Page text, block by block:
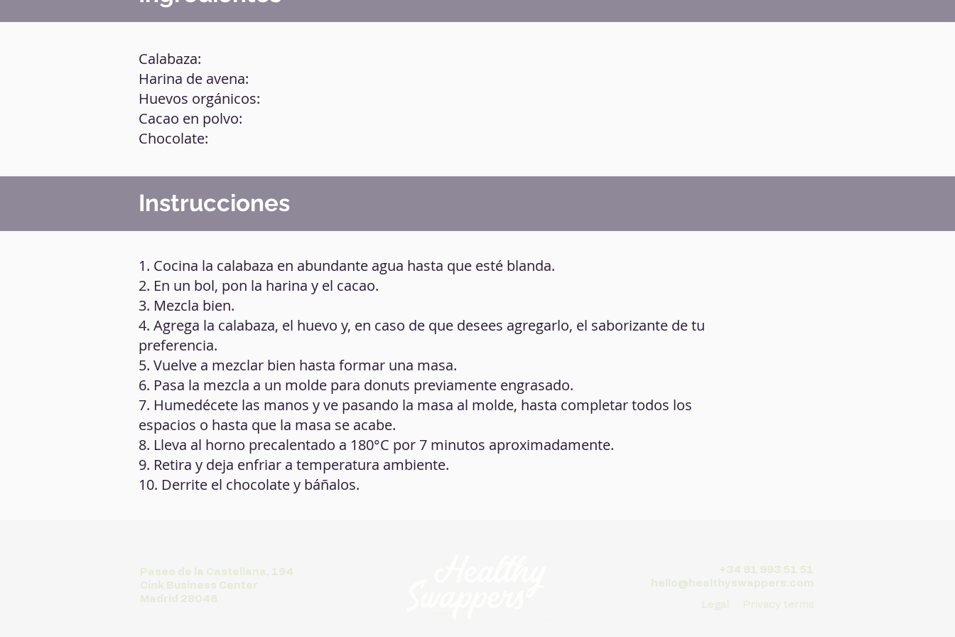
Calabaza:
Harina de avena:
Huevos orgánicos:
Cacao en polvo:
Chocolate:
Instrucciones
1. Cocina la calabaza en abundante agua hasta que esté blanda.
2. En un bol, pon la harina y el cacao.
3. Mezcla bien.
4. Agrega la calabaza, el huevo y, en caso de que desees agregarlo, el saborizante de tu
preferencia.
5. Vuelve a mezclar bien hasta formar una masa.
6. Pasa la mezcla a un molde para donuts previamente engrasado.
7. Humedécete las manos y ve pasando la masa al molde, hasta completar todos los
espacios o hasta que la masa se acabe.
8. Lleva al horno precalentado a 180°C por 7 minutos aproximadamente.
9. Retira y deja enfriar a temperatura ambiente.
10. Derrite el chocolate y báñalos.
Paseo de la Castellana, 194
Cink Business Center
Madrid 28046
+34 91 993 51 51
hello@healthyswappers.com
Legal
Privacy terms